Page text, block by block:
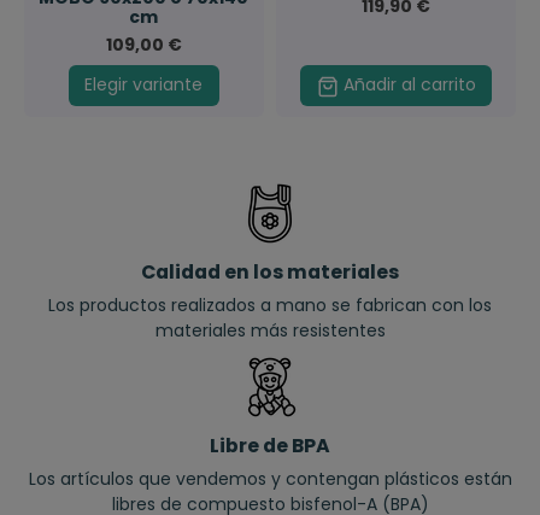
cm
109,00 €
Elegir variante
119,90 €
Añadir al carrito
Calidad en los materiales
Los productos realizados a mano se fabrican con los
materiales más resistentes
Libre de BPA
Los artículos que vendemos y contengan plásticos están
libres de compuesto bisfenol-A (BPA)